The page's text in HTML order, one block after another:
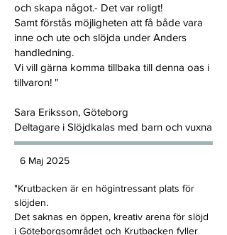
och skapa något.- Det var roligt!
Samt förstås möjligheten att få både vara
inne och ute och slöjda under Anders
handledning.
Vi vill gärna komma tillbaka till denna oas i
tillvaron! "
Sara Eriksson, Göteborg
Deltagare i Slöjdkalas med barn och vuxna
6 Maj 2025
"Krutbacken är en högintressant plats för
slöjden.
Det saknas en öppen, kreativ arena för slöjd
i Göteborgsområdet och Krutbacken fyller